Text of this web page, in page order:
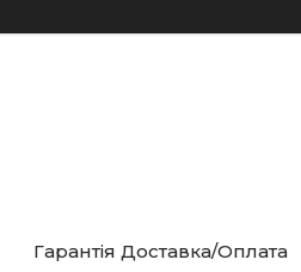
Гарантія Доставка/Оплата